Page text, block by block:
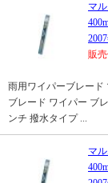
マ
販
雨用ワイパーブレード
ブレード ワイパー ブ
ンチ 撥水タイプ ...
マ